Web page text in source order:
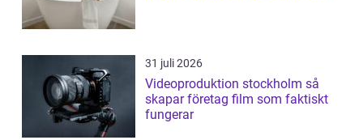
31 juli 2026
Videoproduktion stockholm så
skapar företag film som faktiskt
fungerar